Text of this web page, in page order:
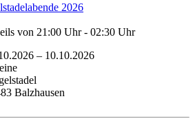
2026
von 21:00 Uhr - 02:30 Uhr
– 10.10.2026
Balzhausen